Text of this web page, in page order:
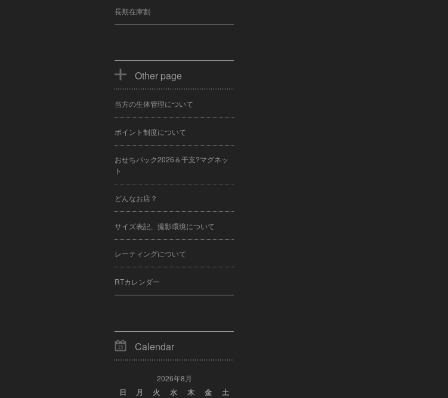
長期在庫割
Other page
当方の生体管理について
ポイント制度について
おせちパック2026＆干支?マグネッ
ト
どんなお店？
サイズ表記、撮影環境について
レーティングについて
RTカレンダー
Calendar
2026年8月
日 月 火 水 木 金 土